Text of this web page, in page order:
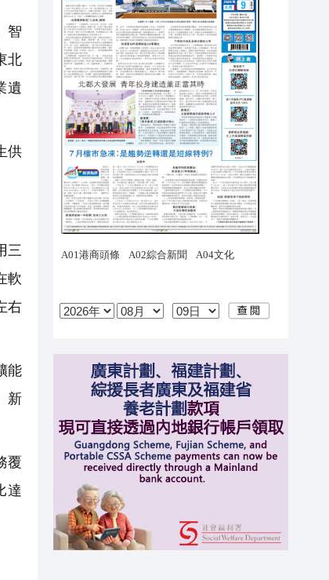
智
北
遺
供
三
軟
右
能
新
覆
達